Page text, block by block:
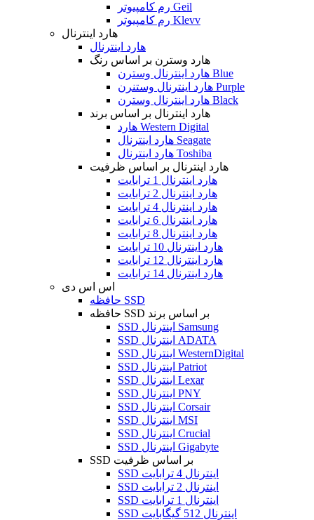
رم کامپیوتر Geil
رم کامپیوتر Klevv
هارد اینترنال
هارد اینترنال
هارد وسترن بر اساس رنگ
هارد اینترنال وسترن Blue
هارد اینترنال وستنرن Purple
هارد اینترنال وسترن Black
هارد اینترنال بر اساس برند
هارد Western Digital
هارد اینترنال Seagate
هارد اینترنال Toshiba
هارد اینترنال بر اساس ظرفیت
هارد اینترنال 1 ترابایت
هارد اینترنال 2 ترابایت
هارد اینترنال 4 ترابایت
هارد اینترنال 6 ترابایت
هارد اینترنال 8 ترابایت
هارد اینترنال 10 ترابایت
هارد اینترنال 12 ترابایت
هارد اینترنال 14 ترابایت
اس اس دی
حافظه SSD
حافظه SSD بر اساس برند
SSD اینترنال Samsung
SSD اینترنال ADATA
SSD اینترنال WesternDigital
SSD اینترنال Patriot
SSD اینترنال Lexar
SSD اینترنال PNY
SSD اینترنال Corsair
SSD اینترنال MSI
SSD اینترنال Crucial
SSD اینترنال Gigabyte
SSD بر اساس ظرفیت
SSD اینترنال 4 ترابایت
SSD اینترنال 2 ترابایت
SSD اینترنال 1 ترابایت
SSD اینترنال 512 گیگابایت